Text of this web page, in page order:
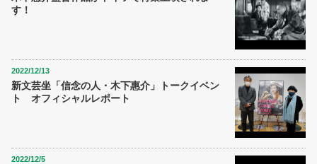
す！
2022/12/13
新文芸坐「信念の人・木下惠介」トークイベン
ト オフィシャルレポート
2022/12/5